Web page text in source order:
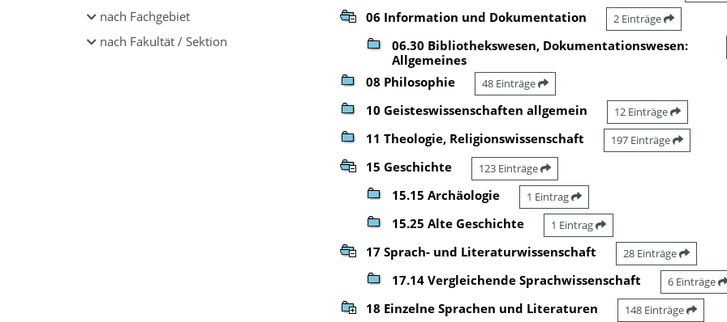
nach Fachgebiet
nach Fakultät / Sektion
06 Information und Dokumentation 2 Einträge
06.30 Bibliothekswesen, Dokumentationswesen:
Allgemeines
08 Philosophie 48 Einträge
10 Geisteswissenschaften allgemein 12 Einträge
11 Theologie, Religionswissenschaft 197 Einträge
15 Geschichte 123 Einträge
15.15 Archäologie 1 Eintrag
15.25 Alte Geschichte 1 Eintrag
17 Sprach- und Literaturwissenschaft 28 Einträge
17.14 Vergleichende Sprachwissenschaft 6 Einträge
18 Einzelne Sprachen und Literaturen 148 Einträge